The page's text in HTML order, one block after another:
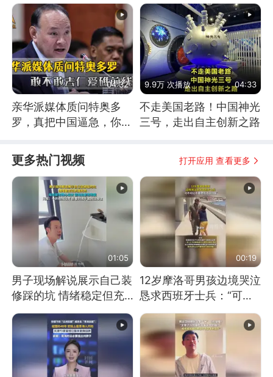
04:32
亲华派媒体质问特奥多
罗，真把中国逼急，你敢
9.9万 次播放 04:33
不走美国老路！中国神光
三号，走出自主创新之路
更多热门视频 打开应用 查看更多
01:05
男子现场解说展示自己装
修踩的坑 情绪稳定但充
满无奈 每处都有精心设
计 但每处都有瑕疵 网
友：一开始我没笑 但看
到洗手盆我没绷住
00:19
12岁摩洛哥男孩边境哭泣
恳求西班牙士兵：“可不
可以不要把我遣返回国”